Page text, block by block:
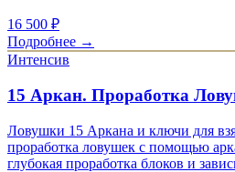
16 500 ₽
Подробнее →
Интенсив
15 Аркан. Проработка
Ловушки 15 Аркана и ключи для
проработка ловушек с помощью
глубокая проработка блоков и